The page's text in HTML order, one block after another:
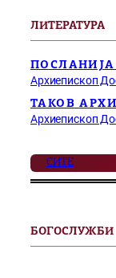
ЛИТЕРАТУРА
Архиепископ
ТАКОВ
Архиепископ
СИТЕ
БОГОСЛУЖБИ